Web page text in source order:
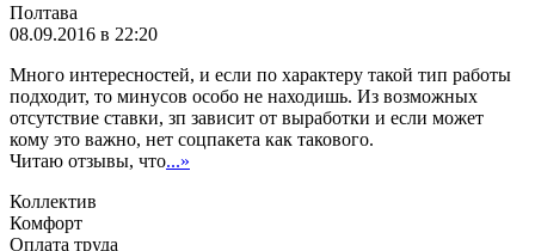
Полтава
08.09.2016 в 22:20
Много интересностей, и если по характеру такой тип работы
подходит, то минусов особо не находишь. Из возможных
отсутствие ставки, зп зависит от выработки и если может
кому это важно, нет соцпакета как такового.
Читаю отзывы, что...»
Коллектив
Комфорт
Оплата труда